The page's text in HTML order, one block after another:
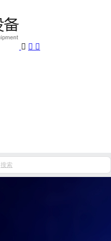
  
搜索